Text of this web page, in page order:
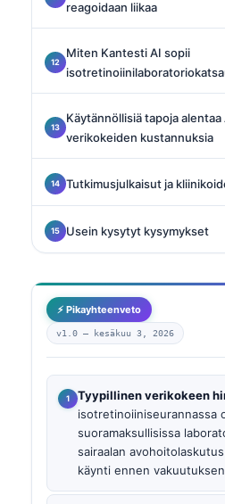
reagoidaan liikaa
Miten Kantesti AI sopii
Käytännöllisiä tapoja
verikokeiden kustannuksia
Tutkimusjulkaisut ja
Usein kysytyt kysymykset
⚡ Pikayhteenveto
v1.0 — kesäkuu 3, 2026
Tyypillinen verikokeen
isotretinoiiniseurannassa
suoramaksullisissa
sairaalan
käynti ennen